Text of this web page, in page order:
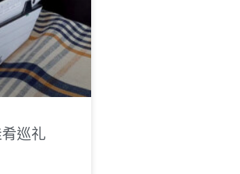
巡礼